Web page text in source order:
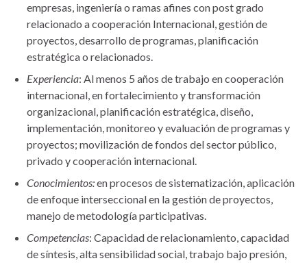
empresas, ingeniería o ramas afines con post grado
relacionado a cooperación Internacional, gestión de
proyectos, desarrollo de programas, planificación
estratégica o relacionados.
Experiencia: Al menos 5 años de trabajo en cooperación
internacional, en fortalecimiento y transformación
organizacional, planificación estratégica, diseño,
implementación, monitoreo y evaluación de programas y
proyectos; movilización de fondos del sector público,
privado y cooperación internacional.
Conocimientos:en procesos de sistematización, aplicación
de enfoque interseccional en la gestión de proyectos,
manejo de metodología participativas.
Competencias: Capacidad de relacionamiento, capacidad
de síntesis, alta sensibilidad social, trabajo bajo presión,